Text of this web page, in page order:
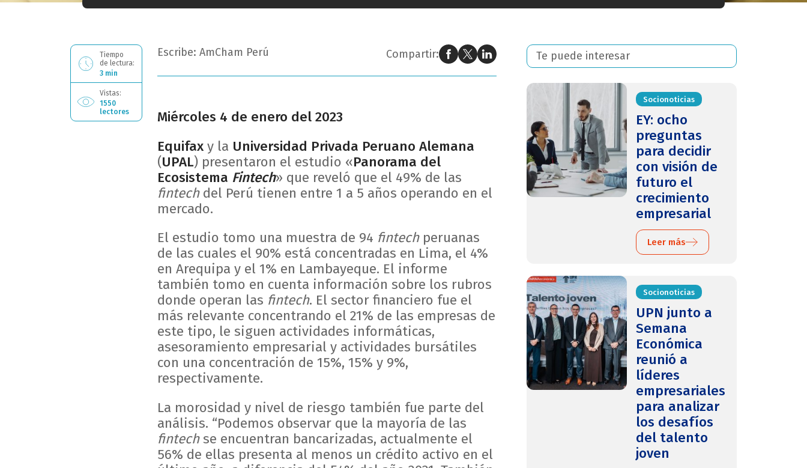
Tiempo
de lectura:
3 min
Vistas:
1550
lectores
Escribe: AmCham Perú Compartir:
Miércoles 4 de enero del 2023
Equifax y la Universidad Privada Peruano Alemana
(UPAL) presentaron el estudio «Panorama del
Ecosistema Fintech» que reveló que el 49% de las
fintechdel Perú tienen entre 1 a 5 años operando en el
mercado.
El estudio tomo una muestra de 94 fintechperuanas
de las cuales el 90% está concentradas en Lima, el 4%
en Arequipa y el 1% en Lambayeque. El informe
también tomo en cuenta información sobre los rubros
donde operan las fintech. El sector financiero fue el
más relevante concentrando el 21% de las empresas de
este tipo, le siguen actividades informáticas,
asesoramiento empresarial y actividades bursátiles
con una concentración de 15%, 15% y 9%,
respectivamente.
La morosidad y nivel de riesgo también fue parte del
análisis. “Podemos observar que la mayoría de las
fintechse encuentran bancarizadas, actualmente el
56% de ellas presenta al menos un crédito activo en el
Te puede interesar
Socionoticias
EY: ocho
preguntas
para decidir
con visión de
futuro el
crecimiento
empresarial
Leer más
Socionoticias
UPN junto a
Semana
Económica
reunió a
líderes
empresariales
para analizar
los desafíos
del talento
joven